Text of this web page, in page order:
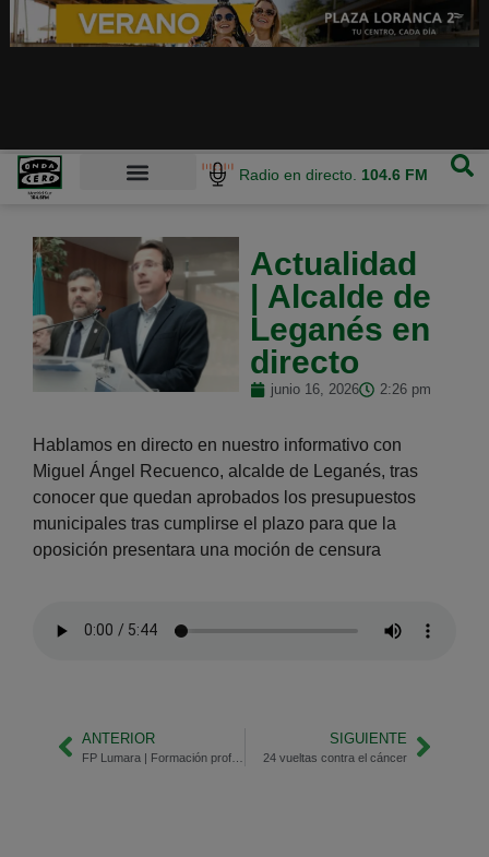
Radio en directo. 104.6 FM
Actualidad
| Alcalde de
Leganés en
directo
junio 16, 2026 2:26 pm
Hablamos en directo en nuestro informativo con
Miguel Ángel Recuenco, alcalde de Leganés, tras
conocer que quedan aprobados los presupuestos
municipales tras cumplirse el plazo para que la
oposición presentara una moción de censura
ANTERIOR SIGUIENTE
24 vueltas contra el cáncer